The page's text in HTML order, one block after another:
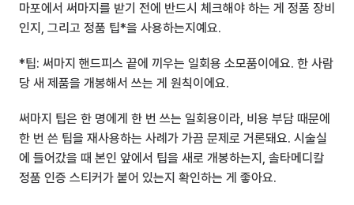
마포에서 써마지를 받기 전에 반드시 체크해야 하는 게 정품 장비
인지, 그리고 정품 팁*을 사용하는지예요.
*팁: 써마지 핸드피스 끝에 끼우는 일회용 소모품이에요. 한 사람
당 새 제품을 개봉해서 쓰는 게 원칙이에요.
써마지 팁은 한 명에게 한 번 쓰는 일회용이라, 비용 부담 때문에
한 번 쓴 팁을 재사용하는 사례가 가끔 문제로 거론돼요. 시술실
에 들어갔을 때 본인 앞에서 팁을 새로 개봉하는지, 솔타메디칼
정품 인증 스티커가 붙어 있는지 확인하는 게 좋아요.